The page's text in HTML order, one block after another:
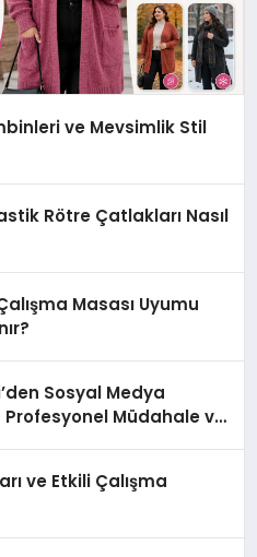
ve Mevsimlik Stil
Rötre Çatlakları Nasıl
Masası Uyumu
Sosyal Medya
Profesyonel Müdahale ve
ve Etkili Çalışma